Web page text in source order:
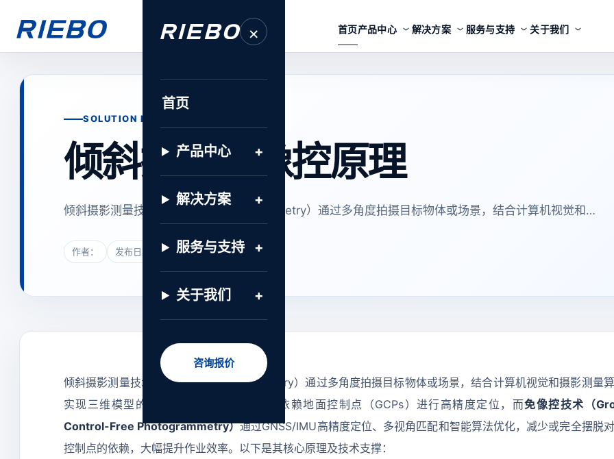
×
首页
产品中心
解决方案
服务与支持
关于我们
咨询报价
首页产品中心 解决方案 服务与支持 关于我们
SOLUTION INSIGHT · 解决方案
倾斜摄影免像控原理
倾斜摄影测量技术（Oblique Photogrammetry）通过多角度拍摄目标物体或场景，结合计算机视觉和…
作者： 发布日期：2025年6月27日
倾斜摄影测量技术（Oblique Photogrammetry）通过多角度拍摄目标物体或场景，结合计算机视觉和摄影测量
实现三维模型的快速重建。传统倾斜摄影依赖地面控制点（GCPs）进行高精度定位，而免像控技术（
Control-Free Photogrammetry）通过GNSS/IMU高精度定位、多视角匹配和智能算法优化，减少或完全摆脱
控制点的依赖，大幅提升作业效率。以下是其核心原理及技术支撑：